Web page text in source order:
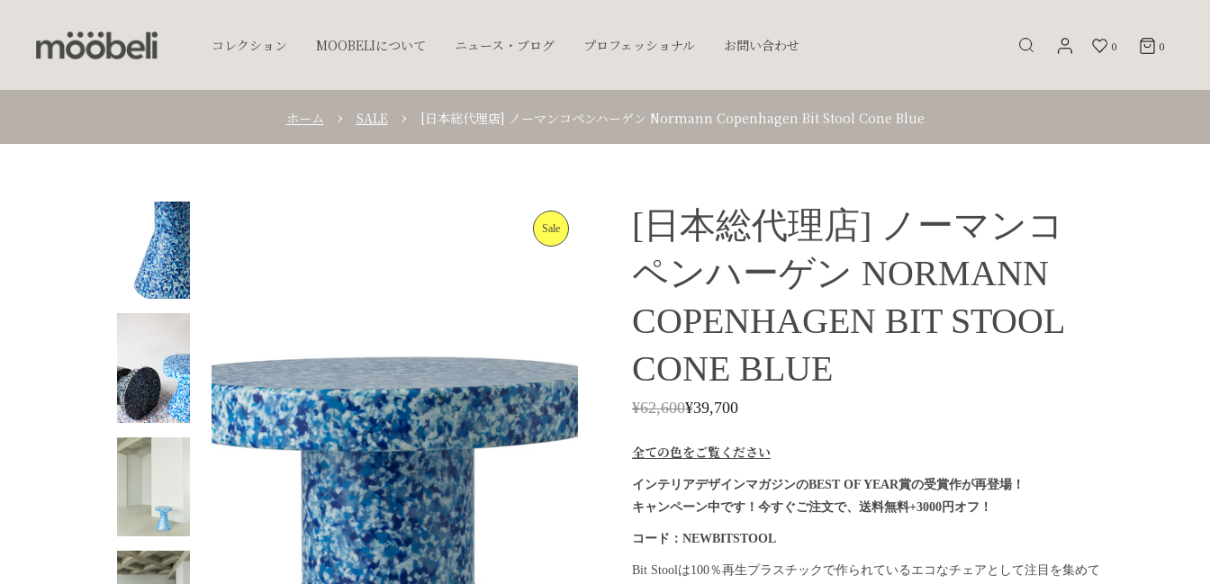
コレクション
キッチンウェア
テーブル
ソファー
ビーズクッション
MOOBELIについて ニュース・ブログ プロフェッショナル お問い合わせ 0 0
ホーム SALE [日本総代理店] ノーマンコペンハーゲン Normann Copenhagen Bit Stool Cone Blue
Sale
[日本総代理店] ノーマンコ
ペンハーゲン NORMANN
COPENHAGEN BIT STOOL
CONE BLUE
¥62,600¥39,700
全ての色をご覧ください
インテリアデザインマガジンのBEST OF YEAR賞の受賞作が再登場！
キャンペーン中です！今すぐご注文で、送料無料+3000円オフ！
コード：NEWBITSTOOL
Bit Stoolは100％再生プラスチックで作られているエコなチェアとして注目を集めて